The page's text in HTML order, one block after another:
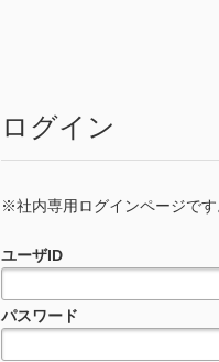
ログイン
※社内専用ログインページで
ユーザID
パスワード